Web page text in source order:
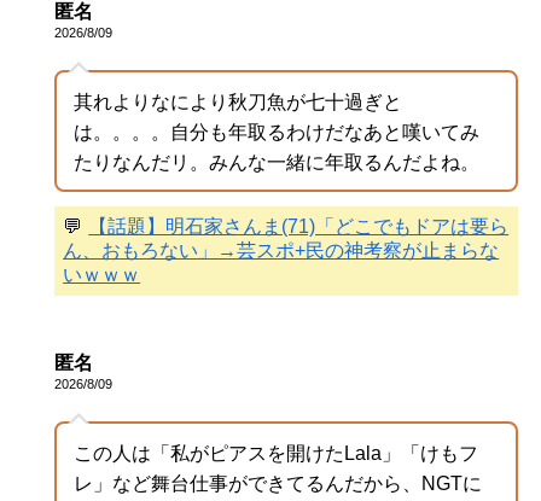
匿名
2026/8/09
其れよりなにより秋刀魚が七十過ぎと
は。。。。自分も年取るわけだなあと嘆いてみ
たりなんだリ。みんな一緒に年取るんだよね。
💬
【話題】明石家さんま(71)「どこでもドアは要ら
ん、おもろない」→芸スポ+民の神考察が止まらな
いｗｗｗ
匿名
2026/8/09
この人は「私がピアスを開けたLala」「けもフ
レ」など舞台仕事ができてるんだから、NGTに